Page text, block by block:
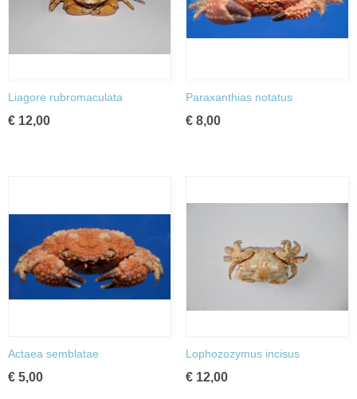
Liagore rubromaculata
€ 12,00
Paraxanthias notatus
€ 8,00
Actaea semblatae
€ 5,00
Lophozozymus incisus
€ 12,00